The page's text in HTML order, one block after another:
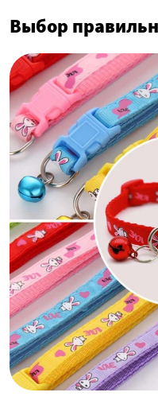
Выбор